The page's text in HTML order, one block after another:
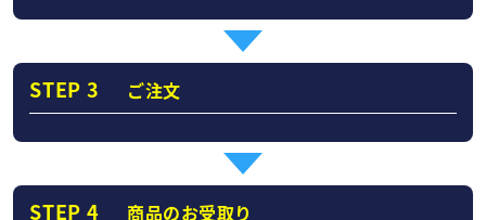
STEP 3 ご注文
STEP 4 商品のお受取り